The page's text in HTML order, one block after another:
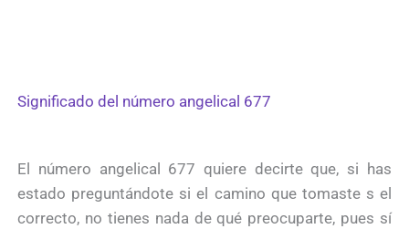
Significado del número angelical 677
El número angelical 677 quiere decirte que, si has
estado preguntándote si el camino que tomaste s el
correcto, no tienes nada de qué preocuparte, pues sí